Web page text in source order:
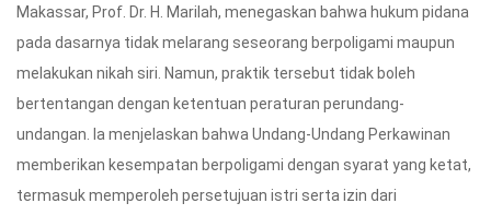
Makassar, Prof. Dr. H. Marilah, menegaskan bahwa hukum pidana
pada dasarnya tidak melarang seseorang berpoligami maupun
melakukan nikah siri. Namun, praktik tersebut tidak boleh
bertentangan dengan ketentuan peraturan perundang-
undangan. Ia menjelaskan bahwa Undang-Undang Perkawinan
memberikan kesempatan berpoligami dengan syarat yang ketat,
termasuk memperoleh persetujuan istri serta izin dari